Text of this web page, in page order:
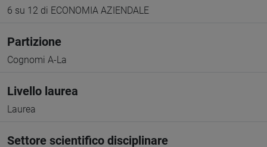
6 su 12 di ECONOMIA AZIENDALE
Partizione
Cognomi A-La
Livello laurea
Laurea
Settore scientifico disciplinare